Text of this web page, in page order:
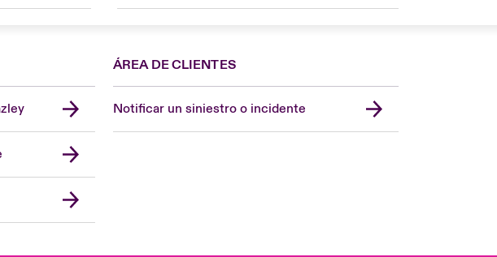
ÁREA DE CLIENTES
Notificar un siniestro o incidente
London Market